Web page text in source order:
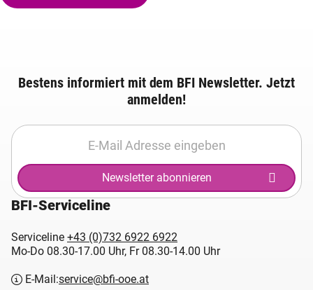
Bestens informiert mit dem BFI Newsletter. Jetzt
anmelden!
Newsletter abonnieren
BFI-Serviceline
Serviceline +43 (0)732 6922 6922
Mo-Do 08.30-17.00 Uhr, Fr 08.30-14.00 Uhr
E-Mail:service@bfi-ooe.at